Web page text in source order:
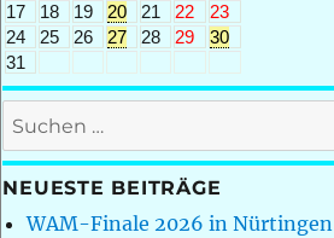
17
18 19 20 21 22
23
24
25 26 27 28 29
30
31
Suchen
nach:
NEUESTE BEITRÄGE
WAM-Finale 2026 in Nürtingen